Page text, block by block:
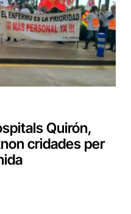
Quirón,
cridades per